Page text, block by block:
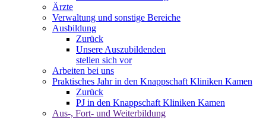
Ärzte
Verwaltung und sonstige Bereiche
Ausbildung
Zurück
Unsere Auszubildenden
stellen sich vor
Arbeiten bei uns
Praktisches Jahr in den Knappschaft Kliniken Kamen
Zurück
PJ in den Knappschaft Kliniken Kamen
Aus-, Fort- und Weiterbildung